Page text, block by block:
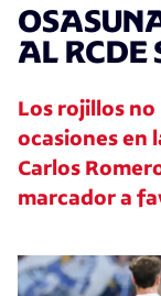
AL RCDE
Los rojillos
ocasiones en
Carlos
marcador a